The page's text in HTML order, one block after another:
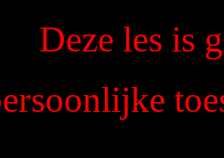
Deze les is